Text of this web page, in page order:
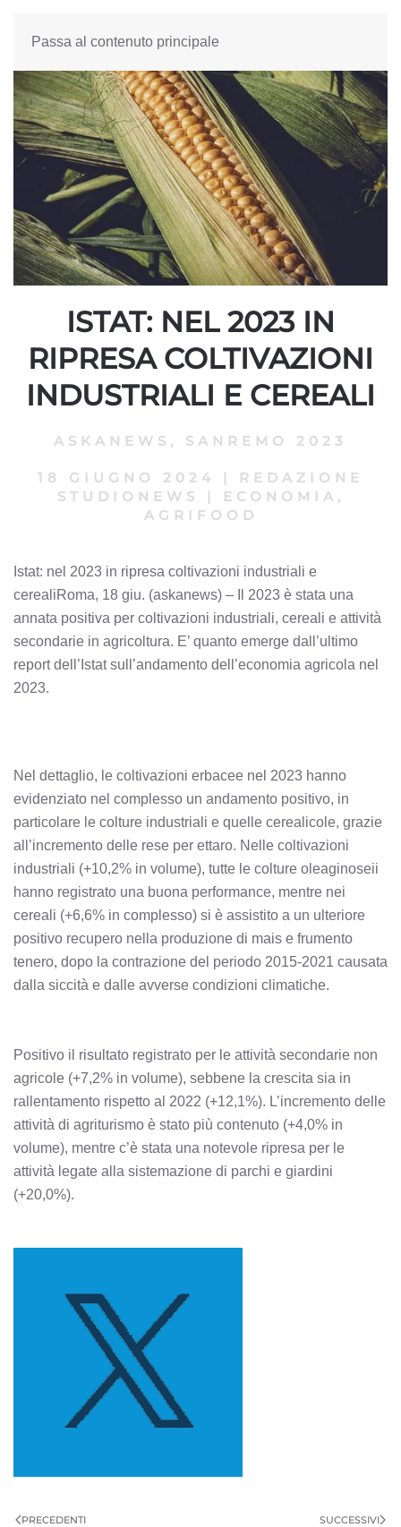
Passa al contenuto principale
ISTAT: NEL 2023 IN
RIPRESA COLTIVAZIONI
INDUSTRIALI E CEREALI
ASKANEWS , SANREMO 2023
18 GIUGNO 2024 |
REDAZIONE
STUDIONEWS
|
ECONOMIA,
AGRIFOOD
Istat: nel 2023 in ripresa coltivazioni industriali e
cerealiRoma, 18 giu. (askanews) – Il 2023 è stata una
annata positiva per coltivazioni industriali, cereali e attività
secondarie in agricoltura. E’ quanto emerge dall’ultimo
report dell’Istat sull’andamento dell’economia agricola nel
2023.
Nel dettaglio, le coltivazioni erbacee nel 2023 hanno
evidenziato nel complesso un andamento positivo, in
particolare le colture industriali e quelle cerealicole, grazie
all’incremento delle rese per ettaro. Nelle coltivazioni
industriali (+10,2% in volume), tutte le colture oleaginoseii
hanno registrato una buona performance, mentre nei
cereali (+6,6% in complesso) si è assistito a un ulteriore
positivo recupero nella produzione di mais e frumento
tenero, dopo la contrazione del periodo 2015-2021 causata
dalla siccità e dalle avverse condizioni climatiche.
Positivo il risultato registrato per le attività secondarie non
agricole (+7,2% in volume), sebbene la crescita sia in
rallentamento rispetto al 2022 (+12,1%). L’incremento delle
attività di agriturismo è stato più contenuto (+4,0% in
volume), mentre c’è stata una notevole ripresa per le
attività legate alla sistemazione di parchi e giardini
(+20,0%).
PRECEDENTI SUCCESSIVI